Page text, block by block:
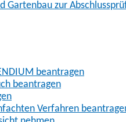
Gartenbau zur
beantragen
beantragen
Verfahren